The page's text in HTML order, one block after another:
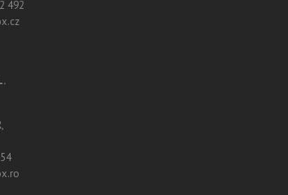
492